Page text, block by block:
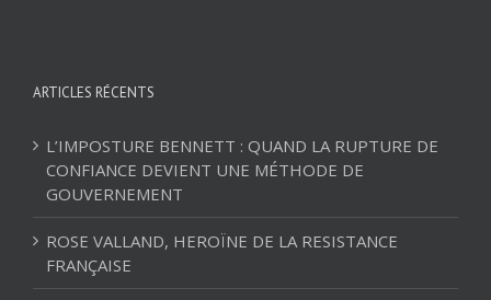
ARTICLES RÉCENTS
L’IMPOSTURE BENNETT : QUAND LA RUPTURE DE
CONFIANCE DEVIENT UNE MÉTHODE DE
GOUVERNEMENT
ROSE VALLAND, HEROÏNE DE LA RESISTANCE
FRANÇAISE